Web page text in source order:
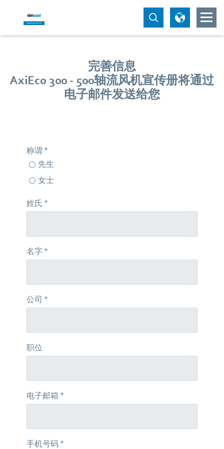
完善信息
AxiEco 300 - 500轴流风机宣传册将通过
电子邮件发送给您